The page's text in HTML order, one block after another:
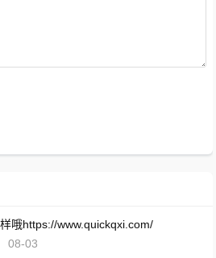
哦https://www.quickqxi.com/
08-03